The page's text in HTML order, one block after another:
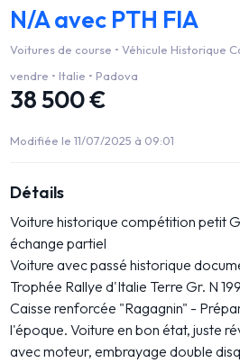
N/A avec PTH FIA
Voitures de course • Véhicule Historique
vendre • Italie • Padova
38 500 €
Modifiée le 11/07/2025 à 09:01
Détails
Voiture historique compétition petit
échange partiel
Voiture avec passé historique
Trophée Rallye d'Italie Terre Gr. N
Caisse renforcée "Ragagnin" -
l'époque. Voiture en bon état, juste
avec moteur, embrayage double